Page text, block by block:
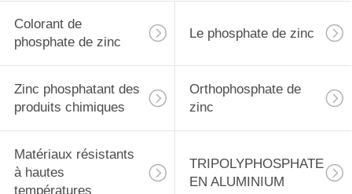
Colorant de
phosphate de zinc
Le phosphate de zinc
Zinc phosphatant des
produits chimiques
Orthophosphate de
zinc
Matériaux résistants
à hautes
températures
TRIPOLYPHOSPHATE
EN ALUMINIUM